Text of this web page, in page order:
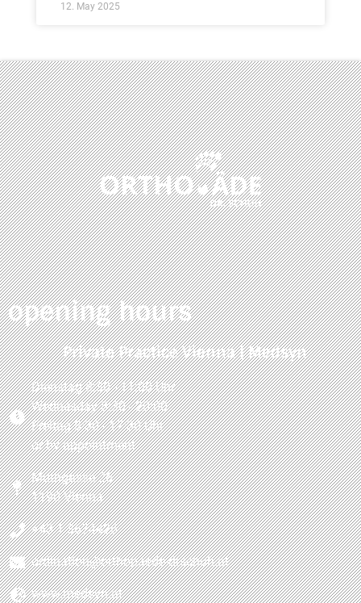
12. May 2025
opening hours
Private Practice Vienna | Medsyn
Dienstag 8:30 - 11:00 Uhr
Wednesday 8:30 - 20:00
Freitag 8:30 - 17:30 Uhr
or by appointment
Muthgasse 26
1190 Vienna
+43 1 3674426
ordination@orthopaede-drschuh.at
www.medsyn.at